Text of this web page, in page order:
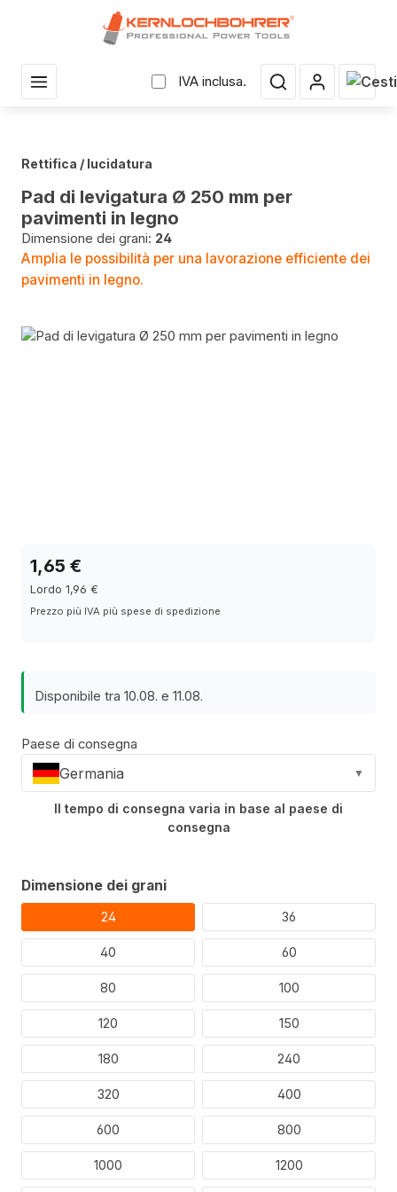
IVA inclusa. Il
Rettifica / lucidatura
Pad di levigatura Ø 250 mm per
pavimenti in legno
Dimensione dei grani: 24
Amplia le possibilità per una lavorazione efficiente dei
pavimenti in legno.
Salta la galleria di immagini
1,65 €
Lordo 1,96 €
Prezzo più IVA più spese di spedizione
Disponibile tra 10.08. e 11.08.
Paese di consegna
Germania ▼
Il tempo di consegna varia in base al paese di
consegna
Selezionare
Dimensione dei grani
24 36
40 60
80 100
120 150
180 240
320 400
600 800
1000 1200